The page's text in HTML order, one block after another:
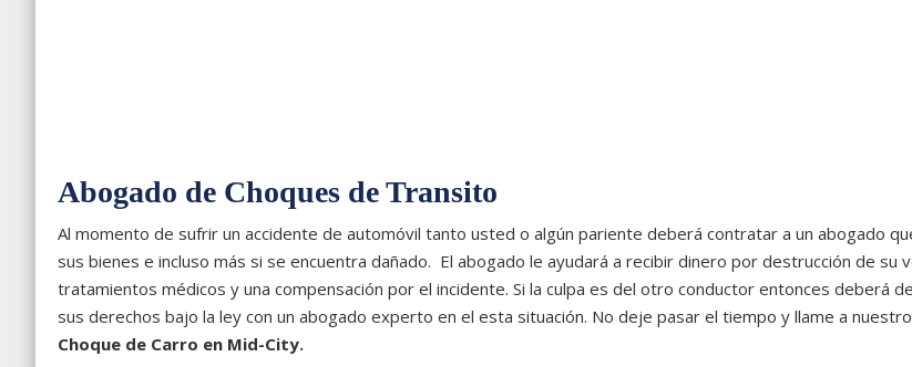
Abogado de Choques de Transito
Al momento de sufrir un accidente de automóvil tanto usted o algún pariente deberá contratar a un abogado
sus bienes e incluso más si se encuentra dañado. El abogado le ayudará a recibir dinero por destrucción de su
tratamientos médicos y una compensación por el incidente. Si la culpa es del otro conductor entonces deberá
sus derechos bajo la ley con un abogado experto en el esta situación. No deje pasar el tiempo y llame a
Choque de Carro en Mid-City.